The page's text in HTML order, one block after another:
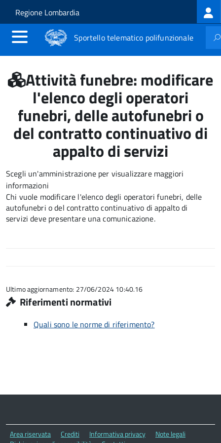
Salta al contenuto principale
Skip to site navigation
Regione Lombardia
Sportello telematico polifunzionale
Attività funebre: modificare
l'elenco degli operatori
funebri, delle autofunebri o
del contratto continuativo di
appalto di servizi
Scegli un'amministrazione per visualizzare maggiori
informazioni
Chi vuole modificare l'elenco degli operatori funebri, delle
autofunebri o del contratto continuativo di appalto di
servizi deve presentare una comunicazione.
Ultimo aggiornamento: 27/06/2024 10:40.16
Riferimenti normativi
Quali sono le norme di riferimento?
Area riservata Crediti Informativa privacy
Note legali